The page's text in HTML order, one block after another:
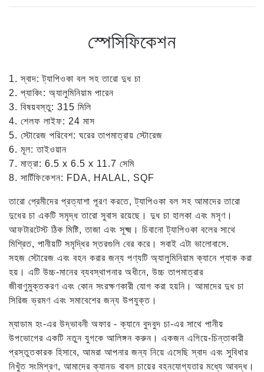
স্পেসিফিকেশন
1. স্বাদ: ট্যাপিওকা বল সহ তারো দুধ চা
2. প্যাকিং: অ্যালুমিনিয়াম পারেন
3. বিষয়বস্তু: 315 মিলি
4. শেলফ লাইফ: 24 মাস
5. স্টোরেজ পরিবেশ: ঘরের তাপমাত্রায় স্টোরেজ
6. মূল: তাইওয়ান
7. মাত্রা: 6.5 x 6.5 x 11.7 সেমি
8. সার্টিফিকেশন: FDA, HALAL, SQF
তারো প্রেমীদের প্রত্যাশা পূরণ করতে, ট্যাপিওকা বল সহ আমাদের তারো
দুধের চা একটি সমৃদ্ধ তারো সুবাস রয়েছে। দুধ চা হালকা এবং মসৃণ।
আফটারটেস্ট ঠিক মিষ্টি, তাজা এবং সূক্ষ্ম। চিবানো ট্যাপিওকা বলের সাথে
মিশ্রিত, পানীয়টি সমৃদ্ধির স্তরগুলি বের করে। সবাই এটা ভালোবাসে.
সহজ স্টোরেজ এবং বহন করার জন্য পণ্যটি অ্যালুমিনিয়াম ক্যানে প্যাক করা
হয়। এটি উচ্চ-মানের ব্যবস্থাপনার অধীনে, উচ্চ তাপমাত্রার
জীবাণুমুক্তকরণ এবং কোন সংরক্ষণকারী যোগ করা হয়নি। আমাদের দুধ চা
সিরিজ ভ্রমণ এবং সমাবেশের জন্য উপযুক্ত।
ম্যাডাম হং-এর উদ্ভাবনী অফার - ক্যানে বুদবুদ চা-এর সাথে পানীয়
উপভোগের একটি নতুন যুগকে আলিঙ্গন করুন। একজন এগিয়ে-চিন্তাকারী
প্রস্তুতকারক হিসাবে, আমরা আপনার জন্য নিয়ে এসেছি স্বাদ এবং সুবিধার
নিখুঁত সংমিশ্রণ, আমাদের ক্যানড বাবল চায়ের বহনযোগ্যতার মধ্যে আবদ্ধ।